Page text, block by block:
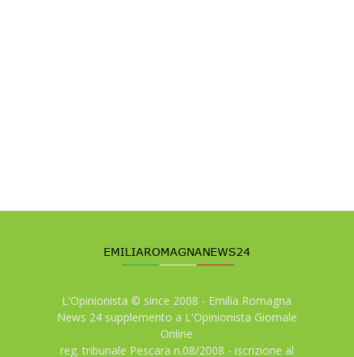
L'Opinionista © since 2008 - Emilia Romagna
News 24 supplemento a L'Opinionista Giornale
Online
reg. tribunale Pescara n.08/2008 - iscrizione al